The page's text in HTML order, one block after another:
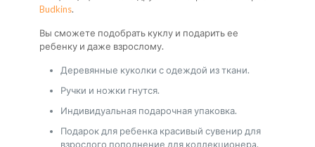
Budkins.
Вы сможете подобрать куклу и подарить ее
ребенку и даже взрослому.
Деревянные куколки с одеждой из ткани.
Ручки и ножки гнутся.
Индивидуальная подарочная упаковка.
Подарок для ребенка красивый сувенир для
взрослого пополнение для коллекционерa.